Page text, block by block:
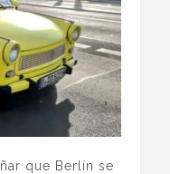
que Berlín se